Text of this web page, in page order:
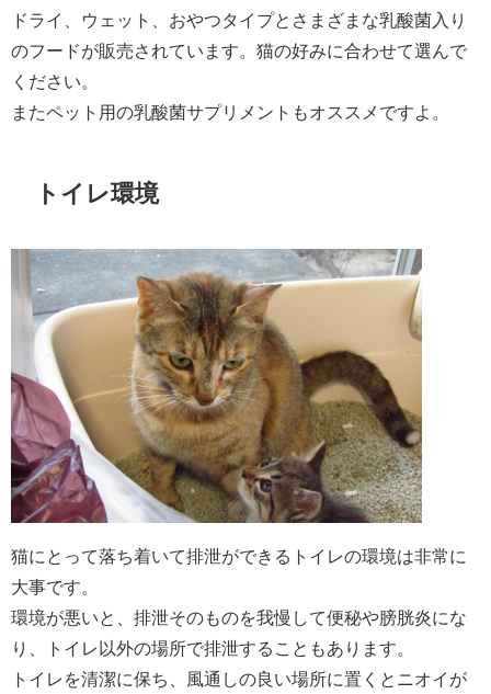
ドライ、ウェット、おやつタイプとさまざまな乳酸菌入り
のフードが販売されています。猫の好みに合わせて選んで
ください。
またペット用の乳酸菌サプリメントもオススメですよ。
トイレ環境
猫にとって落ち着いて排泄ができるトイレの環境は非常に
大事です。
環境が悪いと、排泄そのものを我慢して便秘や膀胱炎にな
り、トイレ以外の場所で排泄することもあります。
トイレを清潔に保ち、風通しの良い場所に置くとニオイが